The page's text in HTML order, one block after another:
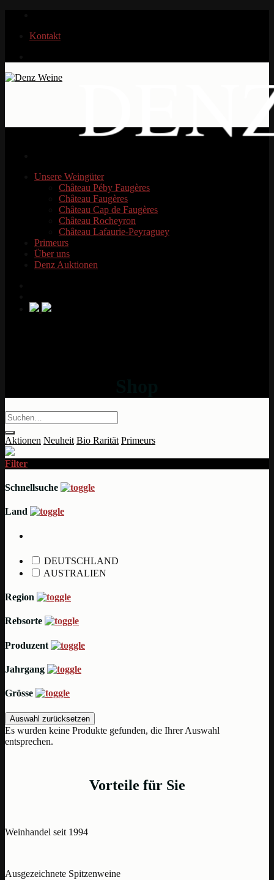
springenKontakt
Unsere Weingüter
Château Péby Faugères
Château Faugères
Château Cap de Faugères
Château Rocheyron
Château Lafaurie-Peyraguey
Primeurs
Über uns
Denz Auktionen
Aktionen Neuheit Bio Rarität Primeurs
Filter
Schnellsuche
Land
DEUTSCHLAND
AUSTRALIEN
Region
Rebsorte
Produzent
Jahrgang
Grösse
Auswahl zurücksetzen
Es wurden keine Produkte gefunden, die Ihrer Auswahl
entsprechen.
Vorteile für Sie
Weinhandel seit 1994
Ausgezeichnete Spitzenweine